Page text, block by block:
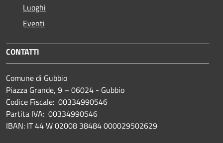
Luoghi
Eventi
CONTATTI
Comune di Gubbio
Piazza Grande, 9 – 06024 - Gubbio
Codice Fiscale: 00334990546
Partita IVA: 00334990546
IBAN: IT 44 W 02008 38484 000029502629